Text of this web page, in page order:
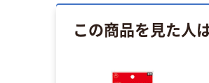
この商品を見た人